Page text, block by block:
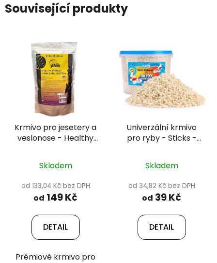
Související produkty
Krmivo pro jesetery a
veslonose - Healthy
Skladem
od 133,04 Kč bez DPH
od 149 Kč
DETAIL
Prémiové krmivo pro
Univerzální krmivo
pro ryby - Sticks -
Skladem
od 34,82 Kč bez DPH
od 39 Kč
DETAIL